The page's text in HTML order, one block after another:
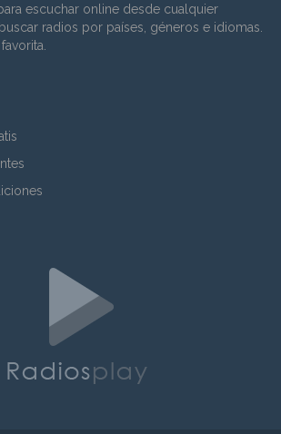
escuchar online desde cualquier
radios por países, géneros e idiomas.